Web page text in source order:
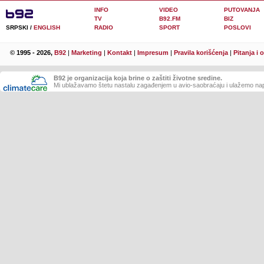
SRPSKI / ENGLISH
INFO VIDEO
PUTOVANJA
TV
B92.FM
BIZ
RADIO
SPORT POSLOVI
© 1995 - 2026, B92 | Marketing | Kontakt | Impresum | Pravila korišćenja | Pitanja i
B92 je organizacija koja brine o zaštiti životne sredine.
Mi ublažavamo štetu nastalu zagađenjem u avio-saobraćaju i ulažemo